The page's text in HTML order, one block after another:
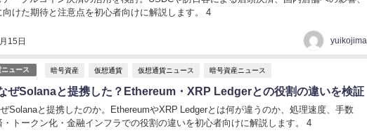
15日
向けた期待と注意点を初心者向けに解説します。 4
yuikojima
ュース 暗号資産 仮想通貨 仮想通貨ニュース 暗号資産ニュース
ぜSolanaと提携した？Ethereum・XRP Ledgerとの役割の違いを検証
Solanaと提携したのか。EthereumやXRP Ledgerとは何が違うのか、処理速度、手数
・トークン化・金融インフラでの役割の違いを初心者向けに解説します。 4